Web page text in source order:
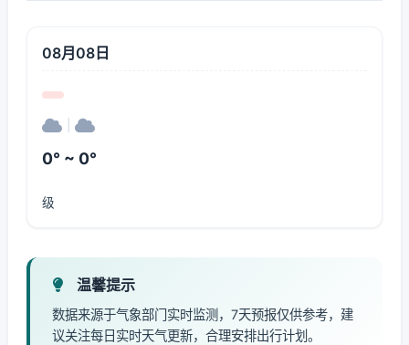
08月08日
0° ~ 0°
级
温馨提示
数据来源于气象部门实时监测，7天预报仅供参考，建
议关注每日实时天气更新，合理安排出行计划。